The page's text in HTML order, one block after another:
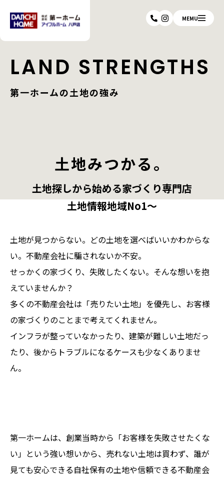
MEMU
LAND STRENGTHS
第一ホームの土地の強み
土地みつかる。
土地探しから始める家づくり専門店
土地情報地域No1～
土地が見つからない。どの土地を選べばいいかわからな
い。不動産会社に騙されないか不安。
せっかくの家づくり、失敗したくない。そんな想いを抱
えていませんか？
多くの不動産会社は「売りたい土地」を優先し、お客様
の家づくりのことまで考えてくれません。
インフラが整っていなかったり、建築が難しい土地だっ
たり、後からトラブルになるケースも少なくありませ
ん。
第一ホームは、創業当時から「お客様を失敗させたくな
い」という強い想いから、売れない土地は買わず、誰が
見ても安心できる自社保有の土地や信頼できる不動産会